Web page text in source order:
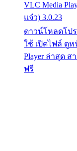
VLC Media
แจ๋ว) 3.0.23
ดาวน์โหลดโปร
ใช้ เปิดไฟล์ ดู
Player ล่าสุด ส
ฟรี